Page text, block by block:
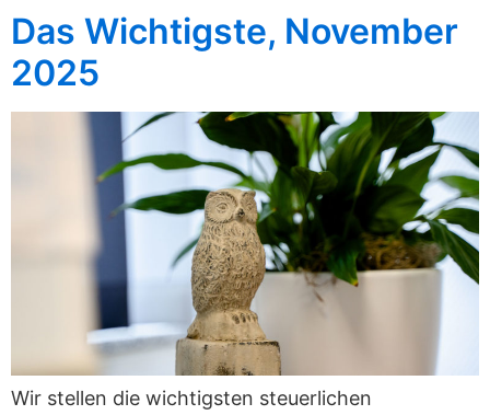
Das Wichtigste, November
2025
Wir stellen die wichtigsten steuerlichen